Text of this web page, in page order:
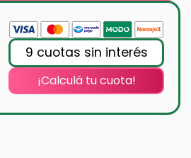
9 cuotas sin interés
¡Calculá tu cuota!